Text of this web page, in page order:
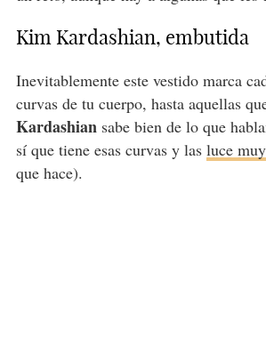
Kim Kardashian, embutida
Inevitablemente este vestido marca
curvas de tu cuerpo, hasta aquellas
Kardashiansabe bien de lo que
sí que tiene esas curvas y las luce
que hace).